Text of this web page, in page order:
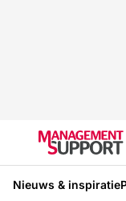
Nieuws & inspiratie